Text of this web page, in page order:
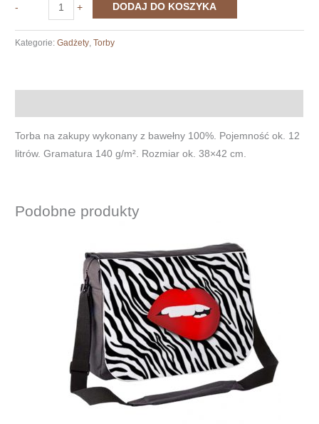
-
Torba-
Dior
+ DODAJ DO KOSZYKA
Kategorie:Gadżety ,Torby
Torba na zakupy wykonany z bawełny 100%. Pojemność ok. 12
litrów. Gramatura 140 g/m². Rozmiar ok. 38×42 cm.
Podobne produkty